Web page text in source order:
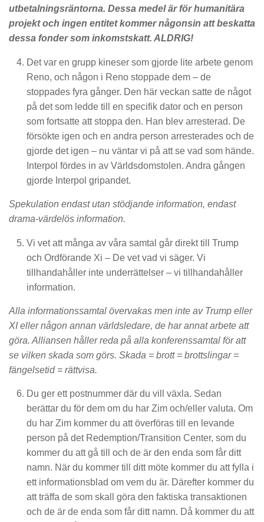
utbetalningsräntorna. Dessa medel är för humanitära
projekt och ingen entitet kommer någonsin att beskatta
dessa fonder som inkomstskatt. ALDRIG!
Det var en grupp kineser som gjorde lite arbete genom
Reno, och någon i Reno stoppade dem – de
stoppades fyra gånger. Den här veckan satte de något
på det som ledde till en specifik dator och en person
som fortsatte att stoppa den. Han blev arresterad. De
försökte igen och en andra person arresterades och de
gjorde det igen – nu väntar vi på att se vad som hände.
Interpol fördes in av Världsdomstolen. Andra gången
gjorde Interpol gripandet.
Spekulation endast utan stödjande information, endast
drama-värdelös information.
Vi vet att många av våra samtal går direkt till Trump
och Ordförande Xi – De vet vad vi säger. Vi
tillhandahåller inte underrättelser – vi tillhandahåller
information.
Alla informationssamtal övervakas men inte av Trump eller
XI eller någon annan världsledare, de har annat arbete att
göra. Alliansen håller reda på alla konferenssamtal för att
se vilken skada som görs. Skada = brott = brottslingar =
fängelsetid = rättvisa.
Du ger ett postnummer där du vill växla. Sedan
berättar du för dem om du har Zim och/eller valuta. Om
du har Zim kommer du att överföras till en levande
person på det Redemption/Transition Center, som du
kommer du att gå till och de är den enda som får ditt
namn. När du kommer till ditt möte kommer du att fylla i
ett informationsblad om vem du är. Därefter kommer du
att träffa de som skall göra den faktiska transaktionen
och de är de enda som får ditt namn. Då kommer du att